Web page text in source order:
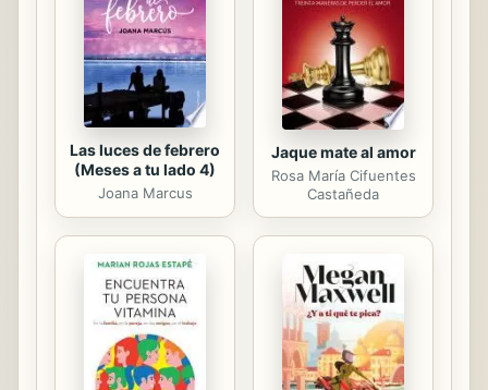
Las luces de febrero
(Meses a tu lado 4)
Joana Marcus
Jaque mate al amor
Rosa María Cifuentes
Castañeda